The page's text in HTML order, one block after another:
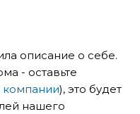
описание о себе.
- оставьте
), это будет
нашего